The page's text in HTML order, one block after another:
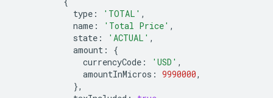
type : 'TOTAL' ,
name : 'Total Price' ,
state : 'ACTUAL' ,
amount :
{
currencyCode : 'USD' ,
amountInMicros : 9990000,
},